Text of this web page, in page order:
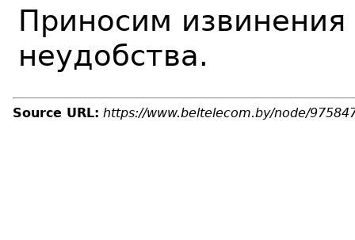
Приносим
неудобства.
Source URL: https://www.beltelecom.by/node/